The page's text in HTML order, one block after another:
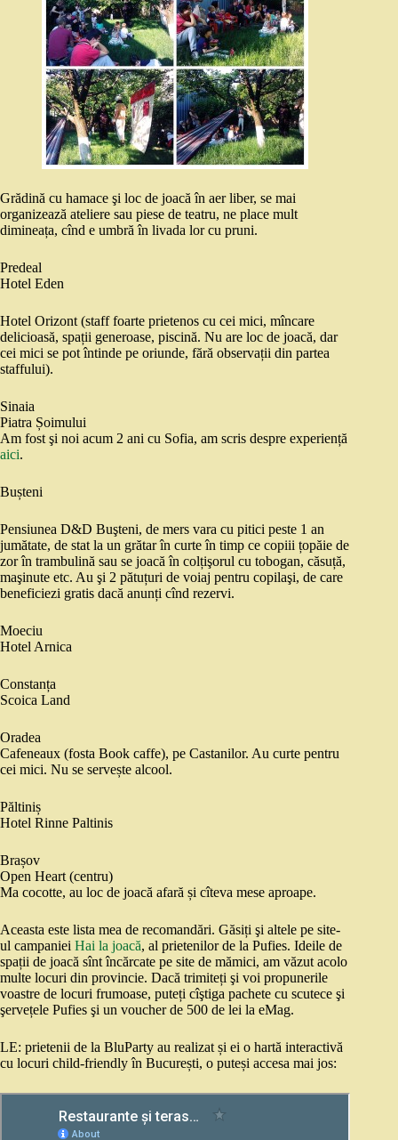
Grădină cu hamace şi loc de joacă în aer liber, se mai
organizează ateliere sau piese de teatru, ne place mult
dimineața, cînd e umbră în livada lor cu pruni.
Predeal
Hotel Eden
Hotel Orizont (staff foarte prietenos cu cei mici, mîncare
delicioasă, spații generoase, piscină. Nu are loc de joacă, dar
cei mici se pot întinde pe oriunde, fără observații din partea
staffului).
Sinaia
Piatra Șoimului
Am fost şi noi acum 2 ani cu Sofia, am scris despre experiență
aici.
Bușteni
Pensiunea D&D Buşteni, de mers vara cu pitici peste 1 an
jumătate, de stat la un grătar în curte în timp ce copiii țopăie de
zor în trambulină sau se joacă în colțişorul cu tobogan, căsuță,
maşinute etc. Au şi 2 pătuțuri de voiaj pentru copilaşi, de care
beneficiezi gratis dacă anunți cînd rezervi.
Moeciu
Hotel Arnica
Constanța
Scoica Land
Oradea
Cafeneaux (fosta Book caffe), pe Castanilor. Au curte pentru
cei mici. Nu se servește alcool.
Păltiniș
Hotel Rinne Paltinis
Brașov
Open Heart (centru)
Ma cocotte, au loc de joacă afară și cîteva mese aproape.
Aceasta este lista mea de recomandări. Găsiți şi altele pe site-
ul campaniei Hai la joacă, al prietenilor de la Pufies. Ideile de
spații de joacă sînt încărcate pe site de mămici, am văzut acolo
multe locuri din provincie. Dacă trimiteți şi voi propunerile
voastre de locuri frumoase, puteți cîştiga pachete cu scutece şi
şervețele Pufies şi un voucher de 500 de lei la eMag.
LE: prietenii de la BluParty au realizat și ei o hartă interactivă
cu locuri child-friendly în București, o puteși accesa mai jos: